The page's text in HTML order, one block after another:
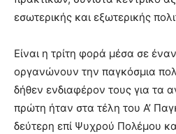
εσωτερικής και εξωτερικής
Είναι η τρίτη φορά μέσα σε
οργανώνουν την παγκόσμια
δήθεν ενδιαφέρον τους για τα
πρώτη ήταν στα τέλη του Α’
δεύτερη επί Ψυχρού Πολέμου